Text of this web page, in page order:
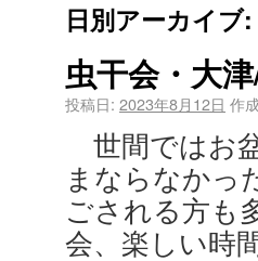
日別アーカイブ:
虫干会・大
投稿日: 2023年8月12日 作
世間ではお
まならなかっ
ごされる方も
会、楽しい時